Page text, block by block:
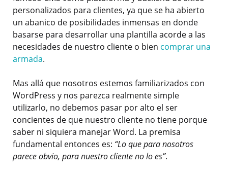
personalizados para clientes, ya que se ha abierto
un abanico de posibilidades inmensas en donde
basarse para desarrollar una plantilla acorde a las
necesidades de nuestro cliente o bien comprar una
armada.
Mas allá que nosotros estemos familiarizados con
WordPress y nos parezca realmente simple
utilizarlo, no debemos pasar por alto el ser
concientes de que nuestro cliente no tiene porque
saber ni siquiera manejar Word. La premisa
fundamental entonces es: “Lo que para nosotros
parece obvio, para nuestro cliente no lo es”.